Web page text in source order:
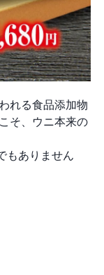
れる食品添加物
そ、ウニ本来の
もありません